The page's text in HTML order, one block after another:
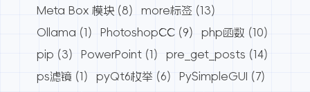
Meta Box 模块 (8) more标签 (13)
Ollama (1) PhotoshopCC (9) php函数 (10)
pip (3) PowerPoint (1) pre_get_posts (14)
ps滤镜 (1) pyQt6枚举 (6) PySimpleGUI
(7)